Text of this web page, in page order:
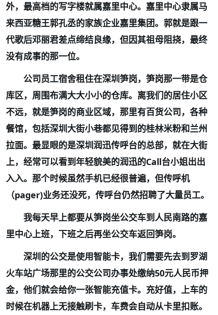
外，最高档的写字楼就属嘉里中心。嘉里中心隶属马
来西亚糖王郭孔丞的家族企业嘉里集团。郭就是跟一
代歌后邓丽君差点缔结良缘，但因其祖母阻挠，最终
没有成事的那一位。
公司员工宿舍租住在深圳笋岗，笋岗那一带是仓
库区，周围布满大大小小的仓库。离我们的居住小区
不远，就是笋岗的商业区域，那里有百货公司，各种
餐馆，包括深圳大街小巷都见得到的桂林米粉和兰州
拉面。最显眼的是深圳润迅传呼台的总部，就在大街
上，经常可以看到年轻貌美的润迅的Call台小姐出出
入入。那个时候虽然手机已经很普遍，但传呼机
（pager)业务还没死，传呼台仍然招聘了大量员工。
我每天早上都要从笋岗坐公交车到人民南路的嘉
里中心上班，下班之后再坐公交车返回笋岗。
深圳的公交是使用智能卡，我们需要先去到罗湖
火车站广场那里的公交公司办事处缴纳50元人民币押
金，他们就会给你一张智能充值卡。充好值，上车的
时候在机器上无接触刷卡，车费会自动从卡里扣账。